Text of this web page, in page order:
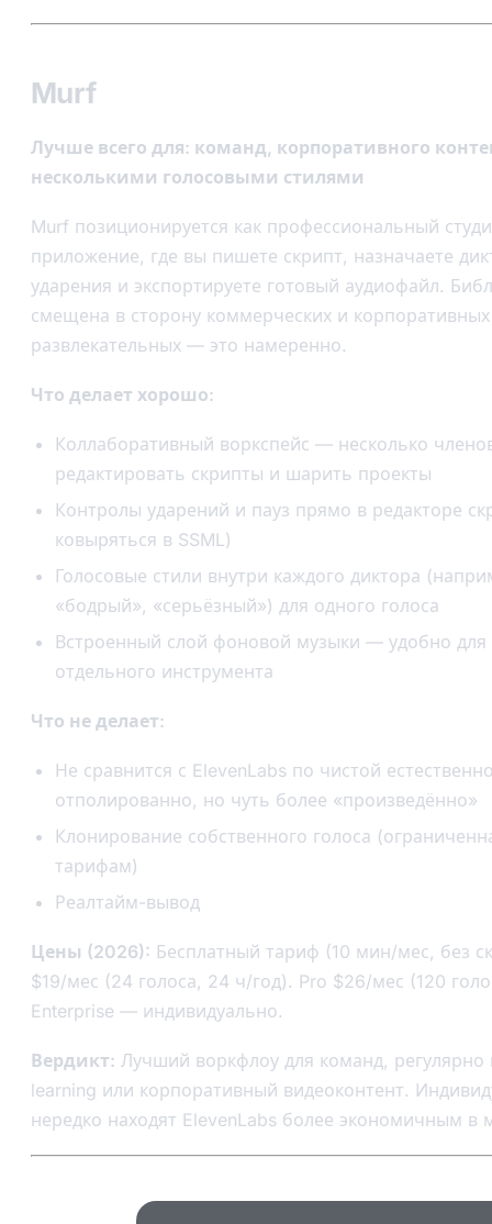
Murf
Лучше всего для: команд, корпоративного
несколькими голосовыми стилями
Murf позиционируется как профессиональный
приложение, где вы пишете скрипт, назначаете
ударения и экспортируете готовый аудиофайл.
смещена в сторону коммерческих и
развлекательных — это намеренно.
Что делает хорошо:
Коллаборативный воркспейс — несколько
редактировать скрипты и шарить проекты
Контролы ударений и пауз прямо в редакторе
ковыряться в SSML)
Голосовые стили внутри каждого диктора
«бодрый», «серьёзный») для одного голоса
Встроенный слой фоновой музыки — удобно для
отдельного инструмента
Что не делает:
Не сравнится с ElevenLabs по чистой
отполированно, но чуть более «произведённо»
Клонирование собственного голоса
тарифам)
Реалтайм-вывод
Цены (2026): Бесплатный тариф (10 мин/мес, без
$19/мес (24 голоса, 24 ч/год). Pro $26/мес (120
Enterprise — индивидуально.
Вердикт: Лучший воркфлоу для команд,
learning или корпоративный видеоконтент.
нередко находят ElevenLabs более экономичным в